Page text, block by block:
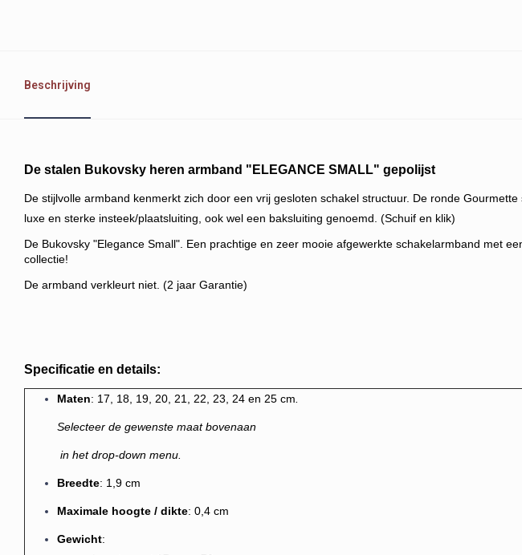
Beschrijving
De stalen Bukovsky heren armband "ELEGANCE SMALL" gepolijst
De stijlvolle armband kenmerkt zich door een vrij gesloten schakel structuur. De ronde
luxe en sterke insteek/plaatsluiting, ook wel een baksluiting genoemd. (Schuif en klik)
De Bukovsky "Elegance Small". Een prachtige en zeer mooie afgewerkte schakelarmband met
collectie!
De armband verkleurt niet. (2 jaar Garantie)
Specificatie en details:
Maten: 17, 18, 19, 20, 21, 22, 23, 24 en 25 cm
Selecteer de gewenste maat bovenaan
in het drop-down menu.
Breedte: 1,9 cm
Maximale hoogte / dikte: 0,4 cm
Gewicht: